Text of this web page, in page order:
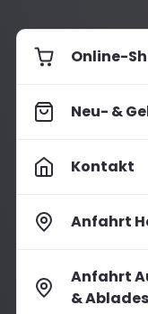
Online-
Neu- &
Kontakt
Anfahrt
Anfahrt
&